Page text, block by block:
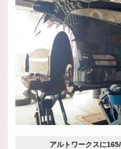
アルトワークスに